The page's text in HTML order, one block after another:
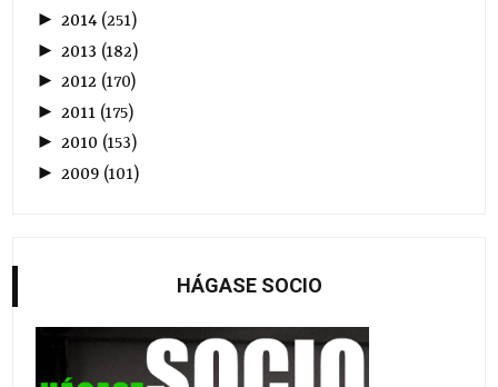
►2014 (251)
► 2013 (182)
►2012 (170)
► 2011 (175)
►2010 (153)
► 2009 (101)
HÁGASE SOCIO